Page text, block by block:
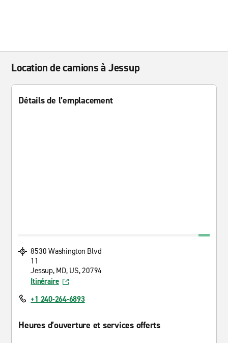
Location de camions à Jessup
Détails de l’emplacement
8530 Washington Blvd
11
Jessup, MD, US, 20794
Itinéraire
+1 240-264-6893
Heures d’ouverture et services offerts